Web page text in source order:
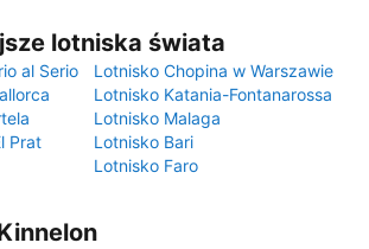
lotniska świata
al Serio
Lotnisko Chopina w Warszawie
Lotnisko Katania-Fontanarossa
Lotnisko Malaga
Prat
Lotnisko Bari
Lotnisko Faro